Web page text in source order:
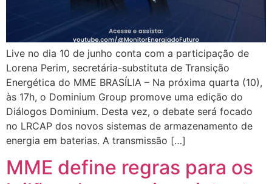
Live no dia 10 de junho conta com a participação de
Lorena Perim, secretária-substituta de Transição
Energética do MME BRASÍLIA – Na próxima quarta (10),
às 17h, o Dominium Group promove uma edição do
Diálogos Dominium. Desta vez, o debate será focado
no LRCAP dos novos sistemas de armazenamento de
energia em baterias.​ A transmissão […]
MME define regras para os